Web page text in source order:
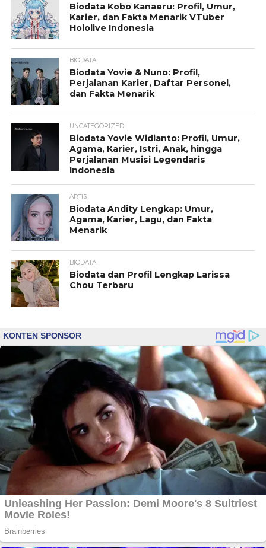
Biodata Kobo Kanaeru: Profil, Umur,
Karier, dan Fakta Menarik VTuber
Hololive Indonesia
BIODATA
Biodata Yovie & Nuno: Profil,
Perjalanan Karier, Daftar Personel,
dan Fakta Menarik
UNCATEGORIZED
Biodata Yovie Widianto: Profil, Umur,
Agama, Karier, Istri, Anak, hingga
Perjalanan Musisi Legendaris
Indonesia
ARTIS
Biodata Andity Lengkap: Umur,
Agama, Karier, Lagu, dan Fakta
Menarik
BIODATA
Biodata dan Profil Lengkap Larissa
Chou Terbaru